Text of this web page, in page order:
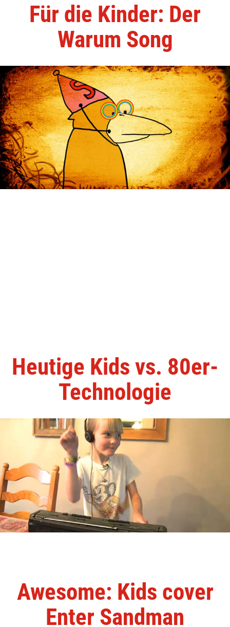
Für die Kinder: Der
Warum Song
Heutige Kids vs. 80er-
Technologie
Awesome: Kids cover
Enter Sandman